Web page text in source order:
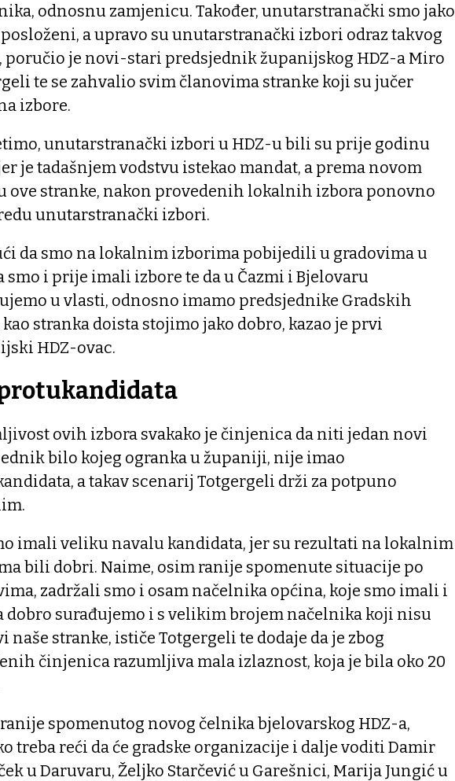
odnosnu zamjenicu. Također, unutarstranački smo jako
a upravo su unutarstranački izbori odraz takvog
poručio je novi-stari predsjednik županijskog HDZ-a Miro
te se zahvalio svim članovima stranke koji su jučer
izbore.
unutarstranački izbori u HDZ-u bili su prije godinu
je tadašnjem vodstvu istekao mandat, a prema novom
ove stranke, nakon provedenih lokalnih izbora ponovno
unutarstranački izbori.
da smo na lokalnim izborima pobijedili u gradovima u
smo i prije imali izbore te da u Čazmi i Bjelovaru
u vlasti, odnosno imamo predsjednike Gradskih
kao stranka doista stojimo jako dobro, kazao je prvi
HDZ-ovac.
ovih izbora svakako je činjenica da niti jedan novi
bilo kojeg ogranka u županiji, nije imao
a takav scenarij Totgergeli drži za potpuno
imali veliku navalu kandidata, jer su rezultati na lokalnim
bili dobri. Naime, osim ranije spomenute situacije po
zadržali smo i osam načelnika općina, koje smo imali i
dobro surađujemo i s velikim brojem načelnika koji nisu
naše stranke, ističe Totgergeli te dodaje da je zbog
činjenica razumljiva mala izlaznost, koja je bila oko 20
spomenutog novog čelnika bjelovarskog HDZ-a,
treba reći da će gradske organizacije i dalje voditi Damir
u Daruvaru, Željko Starčević u Garešnici, Marija Jungić u